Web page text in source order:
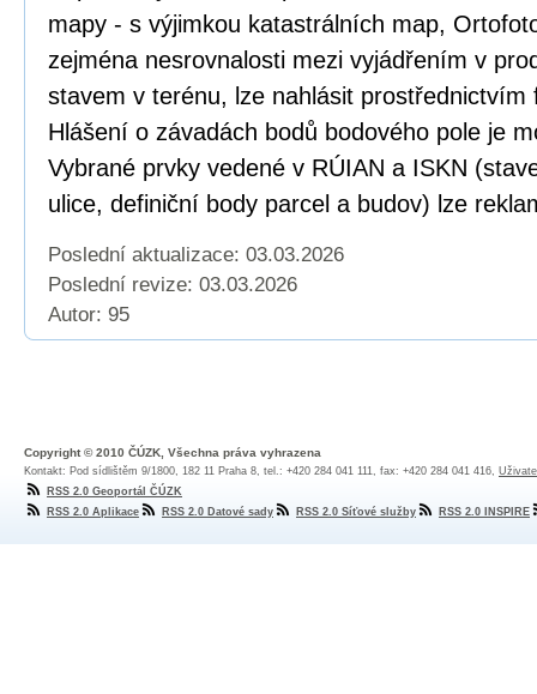
mapy - s výjimkou katastrálních map,
zejména nesrovnalosti mezi vyjádřením v
stavem v terénu, lze nahlásit
Hlášení o závadách bodů bodového pole je
Vybrané prvky vedené v RÚIAN a ISKN
ulice, definiční body parcel a budov) lze
Poslední aktualizace: 03.03.2026
Poslední revize: 03.03.2026
Autor: 95
Copyright © 2010 ČÚZK, Všechna práva vyhrazena
Kontakt: Pod sídlištěm 9/1800, 182 11 Praha 8, tel.: +420 284 041 111, fax: +420 284 041 416,
RSS 2.0 Geoportál ČÚZK
RSS 2.0 Aplikace
RSS 2.0 Datové sady RSS 2.0 Síťové služby RSS 2.0 INSPIRE